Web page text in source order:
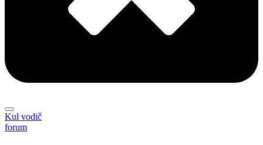
Kul vodič
forum